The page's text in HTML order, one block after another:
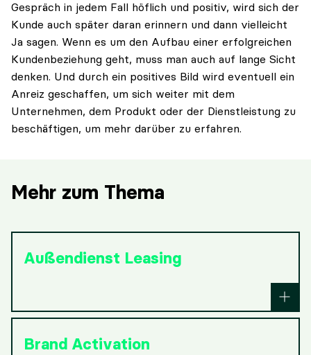
Gespräch in jedem Fall höflich und positiv, wird sich der
Kunde auch später daran erinnern und dann vielleicht
Ja sagen. Wenn es um den Aufbau einer erfolgreichen
Kundenbeziehung geht, muss man auch auf lange Sicht
denken. Und durch ein positives Bild wird eventuell ein
Anreiz geschaffen, um sich weiter mit dem
Unternehmen, dem Produkt oder der Dienstleistung zu
beschäftigen, um mehr darüber zu erfahren.
Mehr zum Thema
Außendienst Leasing
Brand Activation